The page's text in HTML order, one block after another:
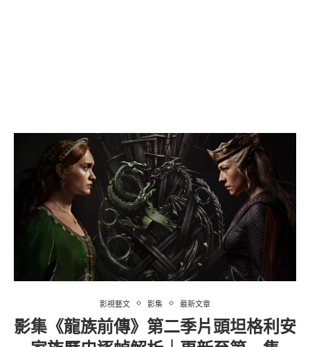
影視藝文 影集 最新文章
影集《龍族前傳》第二季片頭坦格利安